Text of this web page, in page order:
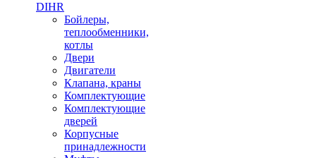
DIHR
Бойлеры,
теплообменники,
котлы
Двери
Двигатели
Клапана, краны
Комплектующие
Комплектующие
дверей
Корпусные
принадлежности